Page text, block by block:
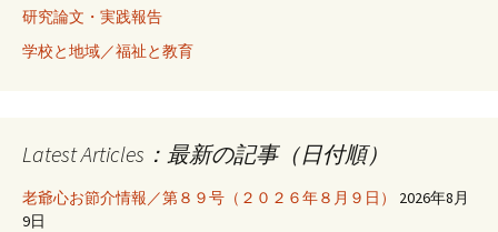
研究論文・実践報告
学校と地域／福祉と教育
Latest Articles：最新の記事（日付順）
老爺心お節介情報／第８９号（２０２６年８月９日）
2026年8月
9日